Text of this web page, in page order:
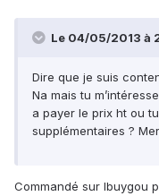
Le 04/05/2013 à
Dire que je suis
Na mais tu
a payer le prix ht ou
supplémentaires ?
Commandé sur Ibuygou